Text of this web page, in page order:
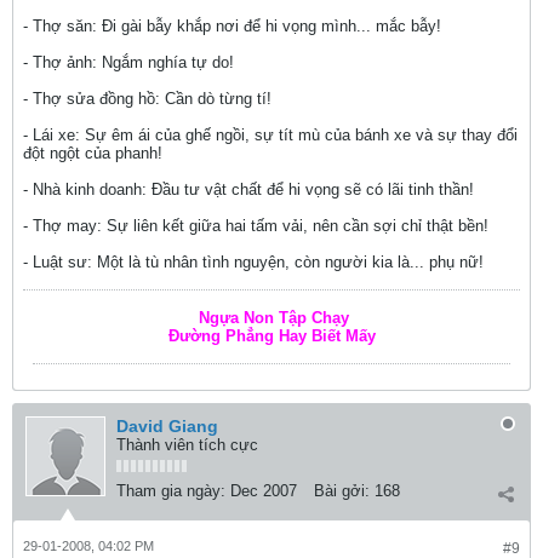
- Thợ săn: Đi gài bẫy khắp nơi để hi vọng mình... mắc bẫy!
- Thợ ảnh: Ngắm nghía tự do!
- Thợ sửa đồng hồ: Cần dò từng tí!
- Lái xe: Sự êm ái của ghế ngồi, sự tít mù của bánh xe và sự thay đổi
đột ngột của phanh!
- Nhà kinh doanh: Đầu tư vật chất để hi vọng sẽ có lãi tinh thần!
- Thợ may: Sự liên kết giữa hai tấm vải, nên cần sợi chỉ thật bền!
- Luật sư: Một là tù nhân tình nguyện, còn người kia là... phụ nữ!
Ngựa Non Tập Chạy
Đường Phẳng Hay Biết Mấy
David Giang
Thành viên tích cực
Tham gia ngày: Dec 2007 Bài gởi: 168
#9
29-01-2008, 04:02 PM